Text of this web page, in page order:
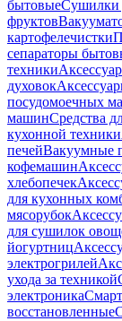
бытовыеСушилки
фруктов
картофелечистки
сепараторы
техники
духовок
посудомоечных
машинСредства
кухонной техники
печейВакуумные
кофемашин
хлебопечек
для кухонных
мясорубок
для сушилок
йогуртниц
электрогрилей
ухода за техникой
электроника
восстановленные